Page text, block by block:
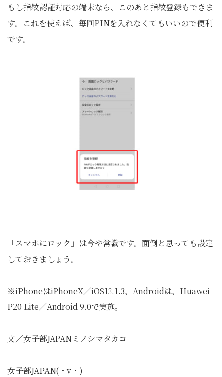
もし指紋認証対応の端末なら、このあと指紋登録もできま
す。これを使えば、毎回PINを入れなくてもいいので便利
です。
「スマホにロック」は今や常識です。面倒と思っても設定
しておきましょう。
※iPhoneはiPhoneX／iOS13.1.3、Androidは、Huawei
P20 Lite／Android 9.0で実施。
文／女子部JAPANミノシマタカコ
女子部JAPAN(・v・)